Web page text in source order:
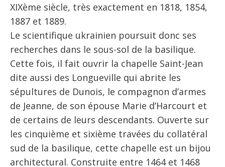
XIXème siècle, très exactement en 1818, 1854,
1887 et 1889.
Le scientifique ukrainien poursuit donc ses
recherches dans le sous-sol de la basilique.
Cette fois, il fait ouvrir la chapelle Saint-Jean
dite aussi des Longueville qui abrite les
sépultures de Dunois, le compagnon d’armes
de Jeanne, de son épouse Marie d’Harcourt et
de certains de leurs descendants. Ouverte sur
les cinquième et sixième travées du collatéral
sud de la basilique, cette chapelle est un bijou
architectural. Construite entre 1464 et 1468